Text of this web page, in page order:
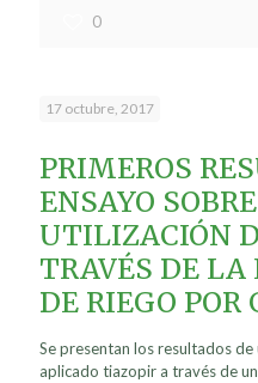
0
17 octubre, 2017
PRIMEROS
ENSAYO
UTILIZACIÓN
TRAVÉS DE
DE RIEGO POR
Se presentan los resultados
aplicado tiazopir a través de